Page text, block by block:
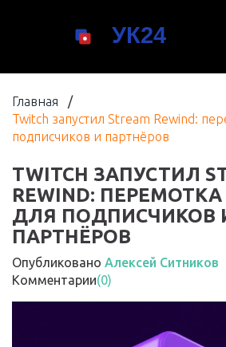
Главная /
Twitch запустил Stream Rewind:
подписчиков и партнёров
TWITCH ЗАПУСТИЛ
REWIND:
ДЛЯ ПОДПИСЧИКОВ
ПАРТНЁРОВ
Опубликовано Алексей Ситников
Комментарии(0)